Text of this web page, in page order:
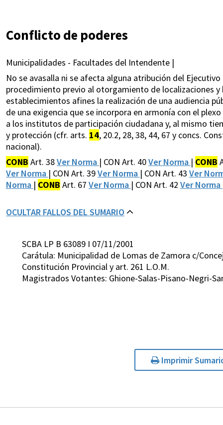
Conflicto de poderes
Municipalidades - Facultades del Intendente |
No se avasalla ni se afecta alguna atribución del
procedimiento previo al otorgamiento de localizaciones
establecimientos afines la realización de una audiencia
de una exigencia que se incorpora en armonía con el
a los institutos de participación ciudadana y, al mismo
y protección (cfr. arts. 14, 20.2, 28, 38, 44, 67 y concs.
nacional).
CONB Art. 38Ver Norma | CON Art. 40Ver Norma | CONB
Ver Norma | CON Art. 39Ver Norma | CON Art. 43 Ver
Norma | CONB Art. 67 Ver Norma | CON Art. 42 Ver Norma
OCULTAR FALLOS DEL SUMARIO
SCBA LP B 63089 I 07/11/2001
Carátula: Municipalidad de Lomas de Zamora c/
Constitución Provincial y art. 261 L.O.M.
Magistrados Votantes: Ghione-Salas-Pisano-Negri-
Imprimir